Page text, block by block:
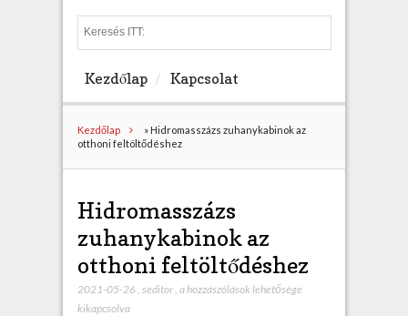
e
h
Kezdőlap Kapcsolat
Kezdőlap » Hidromasszázs zuhanykabinok az
otthoni feltöltődéshez
Hidromasszázs
zuhanykabinok az
otthoni feltöltődéshez
2021-05-26 seditor, H
a hozzászólások lehetősége
kikapcsolva